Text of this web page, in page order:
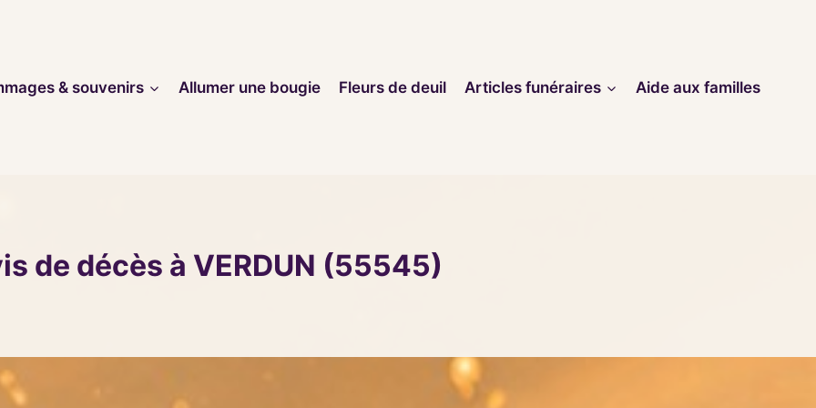
& souvenirs
Allumer une bougie Fleurs de deuil Articles funéraires Aide aux familles
de décès à VERDUN (55545)